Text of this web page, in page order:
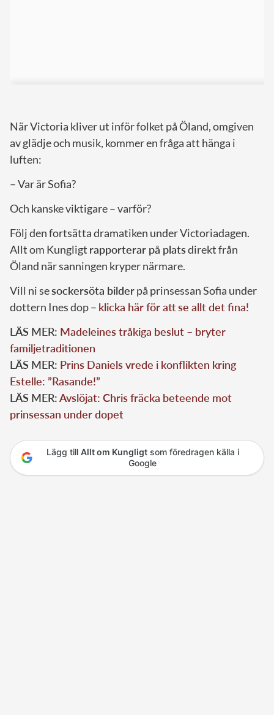
När Victoria kliver ut inför folket på Öland, omgiven
av glädje och musik, kommer en fråga att hänga i
luften:
– Var är Sofia?
Och kanske viktigare – varför?
Följ den fortsätta dramatiken under Victoriadagen.
Allt om Kungligt rapporterar på platsdirekt från
Öland när sanningen kryper närmare.
Vill ni sesockersöta bilderpå prinsessan Sofia under
dottern Ines dop – klicka här för att se allt det fina!
LÄS MER: Madeleines tråkiga beslut – bryter
familjetraditionen
LÄS MER: Prins Daniels vrede i konflikten kring
Estelle: ”Rasande!”
LÄS MER:Avslöjat: Chris fräcka beteende mot
prinsessan under dopet
Lägg till Allt om Kungligtsom föredragen källa i
Google